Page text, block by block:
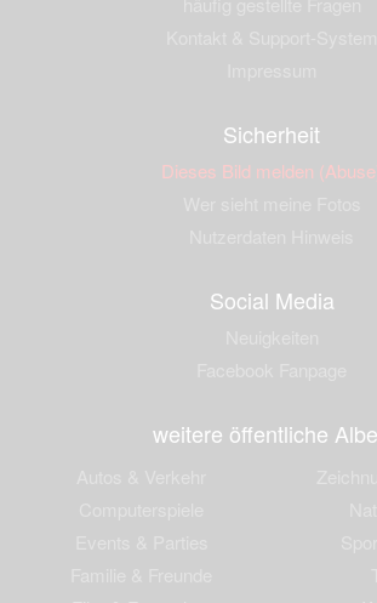
Sicherheit
Dieses Bild melden
Social Media
weitere öffentliche